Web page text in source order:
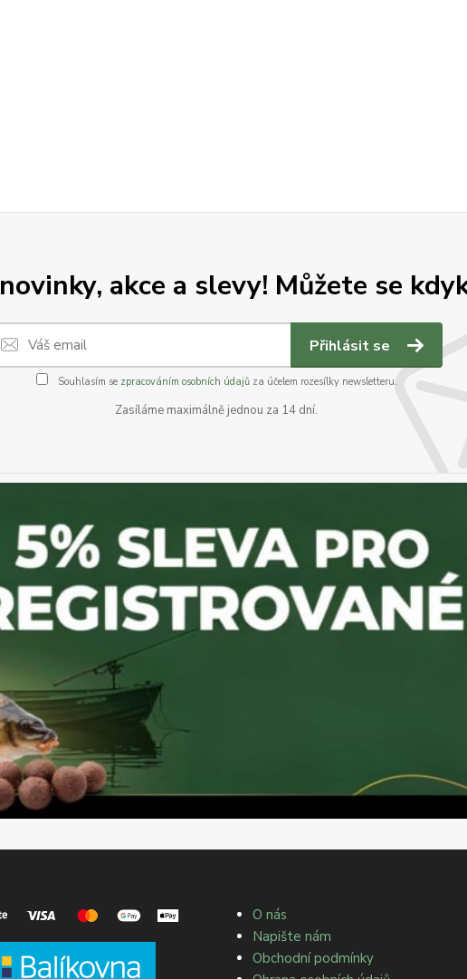
akce a slevy! Můžete se
Přihlásit se
Souhlasím se zpracováním osobních údajůza účelem rozesílky newsletteru.
Zasíláme maximálně jednou za 14 dní.
O nás
Napište nám
Obchodní podmínky